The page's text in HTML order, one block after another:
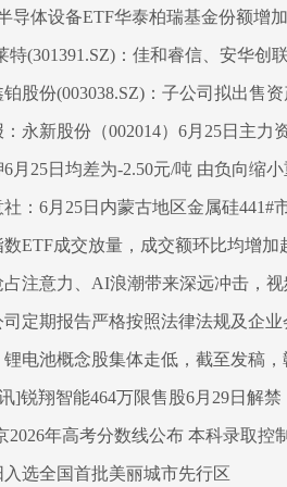
导体设备ETF华泰柏瑞基金份额增
特(301391.SZ)：佳和睿信、安华创
股份(003038.SZ)：子公司拟出售
永新股份（002014）6月25日主力
月25日均差为-2.50元/吨 由负向缩
：6月25日内蒙古地区金属硅441#
数ETF成交放量，成交额环比均增加
注意力、AI浪潮带来深远冲击，
定期报告严格按照法律法规及企
锂电池概念股集体走低，截至发稿
]锐翔智能464万限售股6月29日解禁
2026年高考分数线公布 本科录取控
选全国首批美丽城市先行区